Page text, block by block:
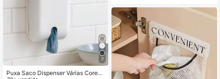
7
Puxa Saco Dispenser Várias Cores